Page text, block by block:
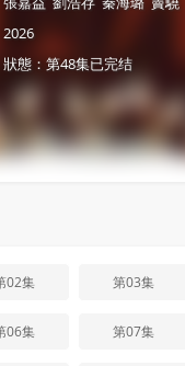
2026
狀態：第48集已完结
02集 第03集
06集 第07集